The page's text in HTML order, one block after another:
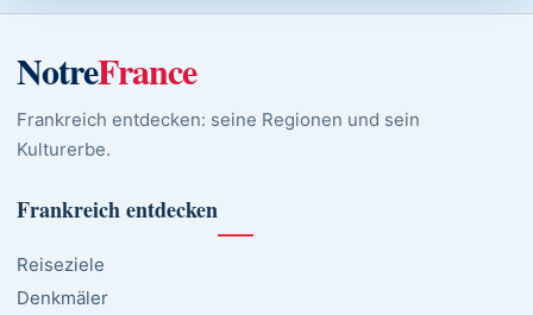
NotreFrance
Frankreich entdecken: seine Regionen und sein
Kulturerbe.
Frankreich entdecken
Reiseziele
Denkmäler